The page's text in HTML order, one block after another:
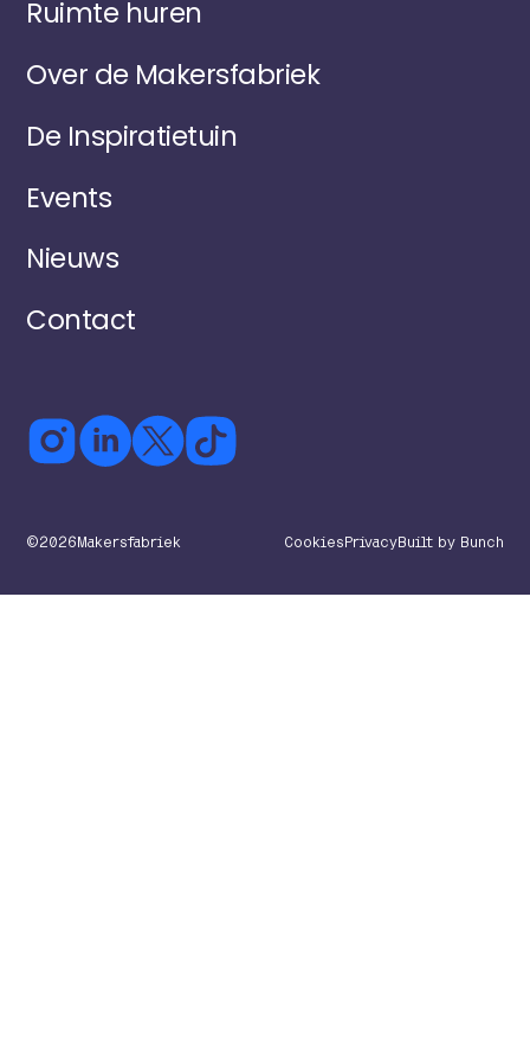
Ruimte huren
Over de Makersfabriek
De Inspiratietuin
Events
Nieuws
Contact
©2026Makersfabriek CookiesPrivacyBuilt by Bunch